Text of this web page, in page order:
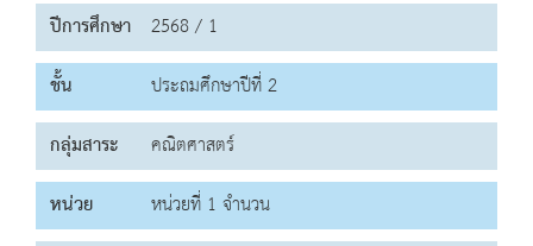
ปีการศึกษา 2568 / 1
ชั้น
ประถมศึกษาปีที่ 2
กลุ่มสาระ
คณิตศาสตร์
หน่วย
หน่วยที่ 1 จำนวน